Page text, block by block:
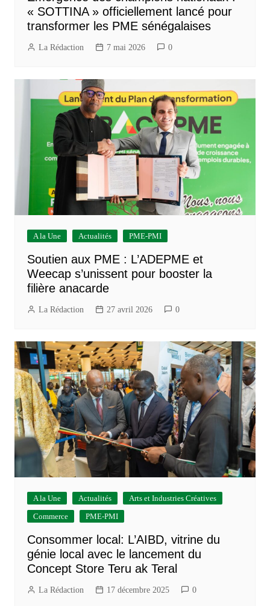
« SOTTINA » officiellement lancé pour
transformer les PME sénégalaises
La Rédaction 7 mai 2026 0
A la Une Actualités PME-PMI
Soutien aux PME : L’ADEPME et
Weecap s’unissent pour booster la
filière anacarde
La Rédaction 27 avril 2026 0
A la Une Actualités
Arts et Industries Créatives
Commerce
PME-PMI
Consommer local: L’AIBD, vitrine du
génie local avec le lancement du
Concept Store Teru ak Teral
La Rédaction 17 décembre 2025 0